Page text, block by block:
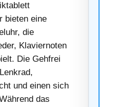
bieten eine
die
Klaviernoten
Die Gehfrei
und einen sich
das